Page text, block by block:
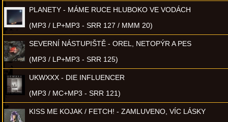
PLANETY - MÁME RUCE HLUBOKO VE VODÁCH
(MP3 / LP+MP3 - SRR 127 / MMM 20)
SEVERNÍ NÁSTUPIŠTĚ - OREL, NETOPÝR A PES
(MP3 / LP+MP3 - SRR 125)
UKWXXX - DIE INFLUENCER
(MP3 / MC+MP3 - SRR 121)
KISS ME KOJAK / FETCH! - ZAMLUVENO, VÍC LÁSKY